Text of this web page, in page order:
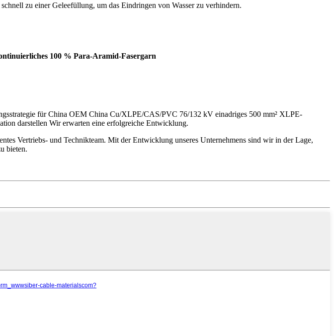
zu einer Geleefüllung, um das Eindringen von Wasser zu verhindern.
100 % Para-Aramid-Fasergarn
für China OEM China Cu/XLPE/CAS/PVC 76/132 kV einadriges 500 mm² XLPE-
darstellen Wir erwarten eine erfolgreiche Entwicklung.
Vertriebs- und Technikteam. Mit der Entwicklung unseres Unternehmens sind wir in der Lage,
bieten.